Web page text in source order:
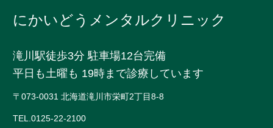
にかいどうメンタルクリニック
滝川駅徒歩3分 駐車場12台完備
平日も土曜も 19時まで診療しています
〒073-0031 北海道滝川市栄町2丁目8-8
TEL.0125-22-2100